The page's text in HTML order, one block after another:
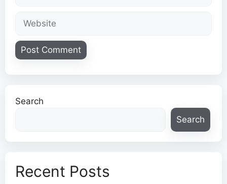
Website
Search
Search
Recent Posts